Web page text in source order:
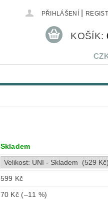
PŘIHLÁŠENÍ
KOŠÍK:
Skladem
599 Kč
70 Kč (–11 %)